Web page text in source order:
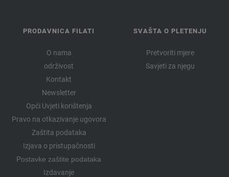
PRODAVNICA FILATI
O nama
održivost
Kontakt
Newsletter
Opći Uvjeti korištenja
Pravo na otkazivanje ugovora
Zaštita podataka
Izjava o pristupačnosti
Postavke zaštite podataka
Izdavanje
SVAŠTA O PLETENJU
Pretvoriti mjere
Savjeti za njegu